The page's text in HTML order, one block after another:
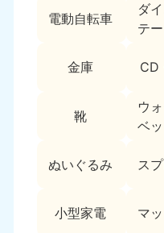
電動自転車
ダ
テ
金庫 CD
靴
ウ
ベ
ぬいぐるみ ス
小型家電 マ
栃木県
050-1881-5270
050-1881-5267
9:00〜19:00 年中無休
050-1881-5255
9:00〜19:00 年中無休